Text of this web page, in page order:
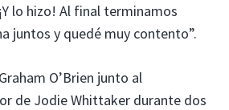
lo hizo! Al final terminamos
juntos y quedé muy contento”.
O’Brien junto al
de Jodie Whittaker durante dos